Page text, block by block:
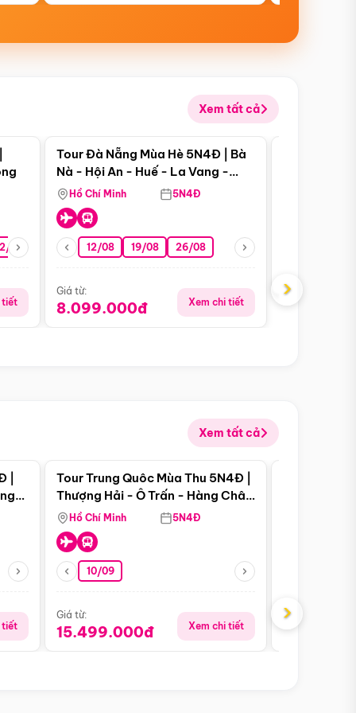
Xem tất cả
08 26/08 05/09 09/09 12/09
tiết
Điểm nổi bật
Tour Đà Nẵng Mùa Hè 5N4Đ | Bà
Nà - Hội An - Huế - La Vang -
Động Thiên Đường
Hồ Chí Minh 5N4Đ
12/08 19/08 26/08
Giá từ:
8.099.000đ Xem chi tiết
›
Xem tất cả
|
tiết
Điểm nổi bật
Tour Trung Quôc Mùa Thu 5N4Đ |
Thượng Hải - Ô Trấn - Hàng Châu
(Tour Không Shopping)
Hồ Chí Minh 5N4Đ
10/09
Giá từ:
15.499.000đ Xem chi tiết
Giá từ:
›